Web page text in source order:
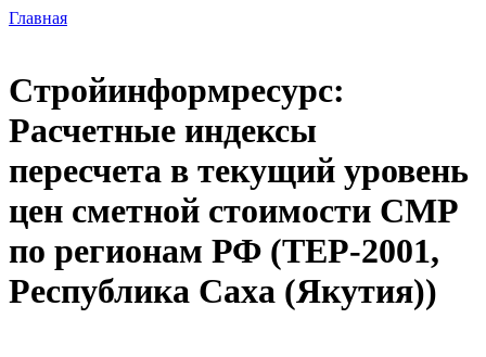
Главная
Стройинформресурс:
Расчетные индексы
пересчета в текущий уровень
цен сметной стоимости СМР
по регионам РФ (ТЕР-2001,
Республика Саха (Якутия))